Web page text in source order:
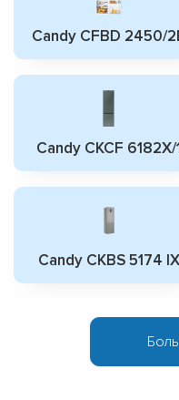
Candy CFBD 2450/
Candy CKCF 6182X/
Candy CKBS 5174 IX